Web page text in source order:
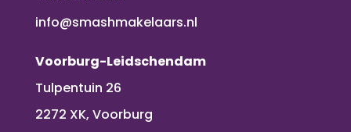
info@smashmakelaars.nl
Voorburg-Leidschendam
Tulpentuin 26
2272 XK, Voorburg